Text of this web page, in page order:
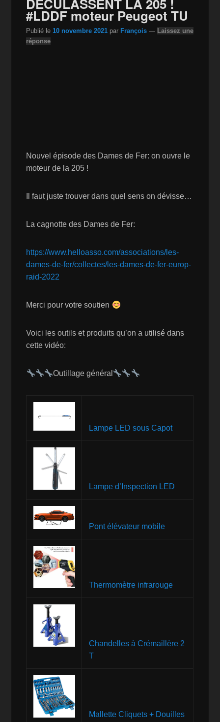
#LDDF moteur Peugeot TU
Publié le 10 novembre 2021 par François — Laissez une
réponse
Nouvel épisode des Dames de Fer: on ouvre le
moteur de la 205 !
Il faut juste trouver dans quel sens on dévisse…
La cagnotte des Dames de Fer:
https://www.helloasso.com/associations/les-
dames-de-fer/collectes/les-dames-de-fer-europ-
raid-2022
Merci pour votre soutien
Voici les outils et produits qu’on a utilisé dans
cette vidéo:
Outillage général
Lampe LED sous Capot
Lampe d’Inspection LED
Pont élévateur mobile
Thermomètre infrarouge
Chandelles à Crémaillère 2
T
Mallette Cliquets + Douilles